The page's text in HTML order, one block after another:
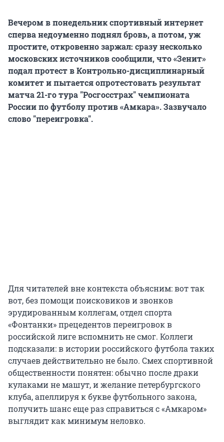
Вечером в понедельник спортивный интернет
сперва недоуменно поднял бровь, а потом, уж
простите, откровенно заржал: сразу несколько
московских источников сообщили, что «Зенит»
подал протест в Контрольно-дисциплинарный
комитет и пытается опротестовать результат
матча 21-го тура "Росгосстрах" чемпионата
России по футболу против «Амкара». Зазвучало
слово "переигровка".
Для читателей вне контекста объясним: вот так
вот, без помощи поисковиков и звонков
эрудированным коллегам, отдел спорта
«Фонтанки» прецедентов переигровок в
российской лиге вспомнить не смог. Коллеги
подсказали: в истории российского футбола таких
случаев действительно не было. Смех спортивной
общественности понятен: обычно после драки
кулаками не машут, и желание петербургского
клуба, апеллируя к букве футбольного закона,
получить шанс еще раз справиться с «Амкаром»
выглядит как минимум неловко.